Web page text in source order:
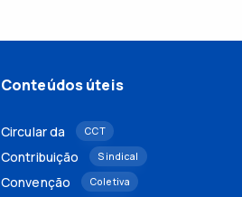
Conteúdos úteis
Circular da CCT
Contribuição Sindical
Convenção Coletiva